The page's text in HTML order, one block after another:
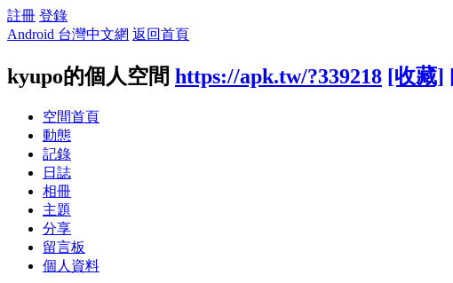
註冊 登錄
Android 台灣中文網 返回首頁
kyupo的個人空間 https://apk.tw/?339218 [收藏]
空間首頁
動態
記錄
日誌
相冊
主題
分享
留言板
個人資料